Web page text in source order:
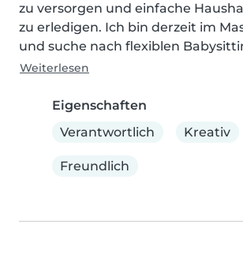
zu versorgen und einfache
zu erledigen. Ich bin derzeit im
und suche nach flexiblen
Weiterlesen
Eigenschaften
Verantwortlich
Kreativ
Freundlich